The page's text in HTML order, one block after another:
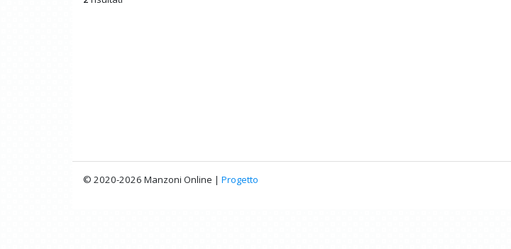
© 2020-2026 Manzoni Online | Progetto